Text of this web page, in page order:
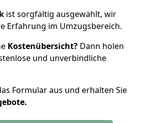
ist sorgfältig ausgewählt, wir
Erfahrung im Umzugsbereich.
Kostenübersicht? Dann holen
und unverbindliche
Formular aus und erhalten Sie